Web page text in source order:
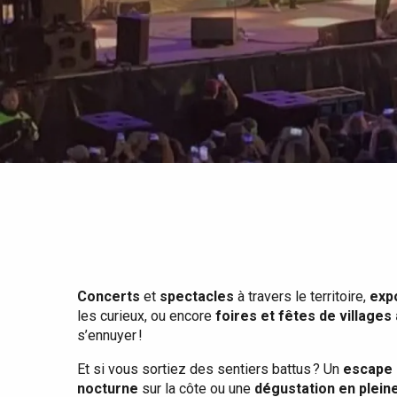
Tout l'agenda
Eté
Quand il pleut
Avec les enfants
Entre amis
Lieux branchés
Meilleurs brunch
Restaurants avec vue
Séjours en bord de
mer
Séjours en train
Séjours à vélo
Concerts et spectacles à travers le territoire,
les curieux, ou encore foires et fêtes de villages
s’ennuyer !
Et si vous sortiez des sentiers battus ? Un escape
nocturne sur la côte ou une dégustation en